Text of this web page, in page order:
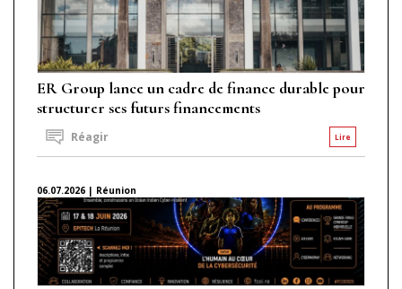
ER Group lance un cadre de finance durable pour
structurer ses futurs financements
Lire
Réagir
06.07.2026 | Réunion